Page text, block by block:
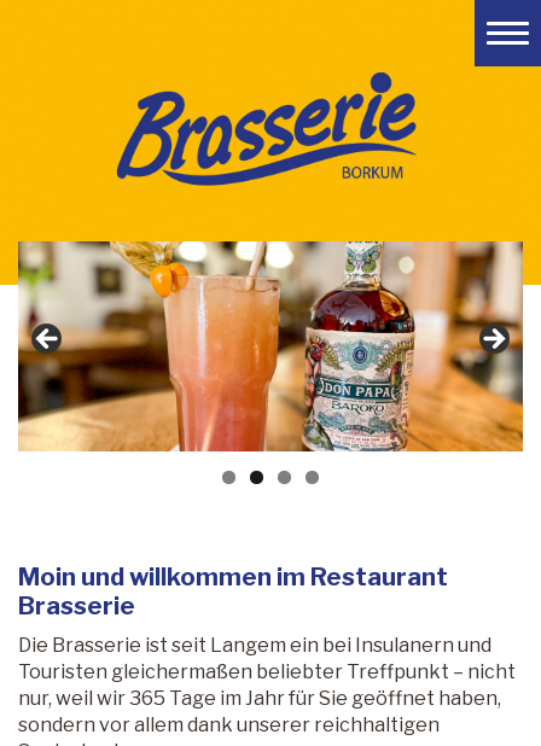
Restaurant
Speisekarte
Bildergalerie
Kontakt
Impressum
Datenschutzerklärung
Moin und willkommen im Restaurant
Brasserie
Die Brasserie ist seit Langem ein bei Insulanern und
Touristen gleichermaßen beliebter Treffpunkt – nicht
nur, weil wir 365 Tage im Jahr für Sie geöffnet haben,
sondern vor allem dank unserer reichhaltigen